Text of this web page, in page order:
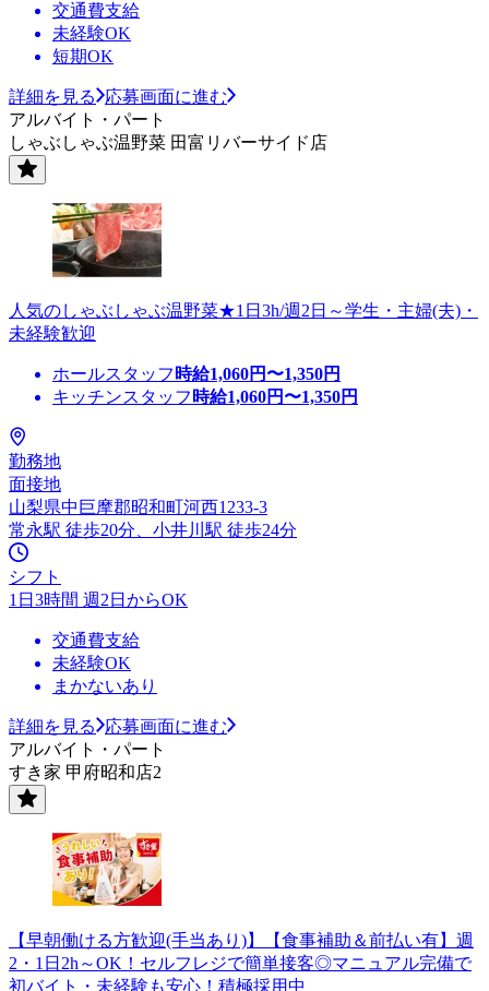
交通費支給
未経験OK
短期OK
詳細を見る
応募画面に進む
アルバイト・パート
しゃぶしゃぶ温野菜 田富リバーサイド店
人気のしゃぶしゃぶ温野菜★1日3h/週2日～学生・主婦(夫)・
未経験歓迎
ホールスタッフ 時給1,060円〜1,350円
キッチンスタッフ 時給1,060円〜1,350円
勤務地
面接地
山梨県中巨摩郡昭和町河西1233-3
常永駅 徒歩20分、小井川駅 徒歩24分
シフト
1日3時間 週2日からOK
交通費支給
未経験OK
まかないあり
詳細を見る
応募画面に進む
アルバイト・パート
すき家 甲府昭和店2
【早朝働ける方歓迎(手当あり)】【食事補助＆前払い有】週
2・1日2h～OK！セルフレジで簡単接客◎マニュアル完備で
初バイト・未経験も安心！積極採用中